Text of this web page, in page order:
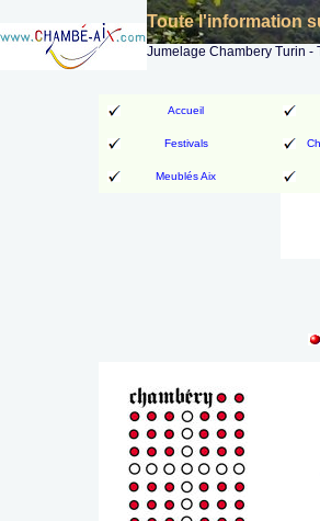
Toute l'information
Jumelage Chambery Turin -
Accueil
Festivals
Meublés Aix